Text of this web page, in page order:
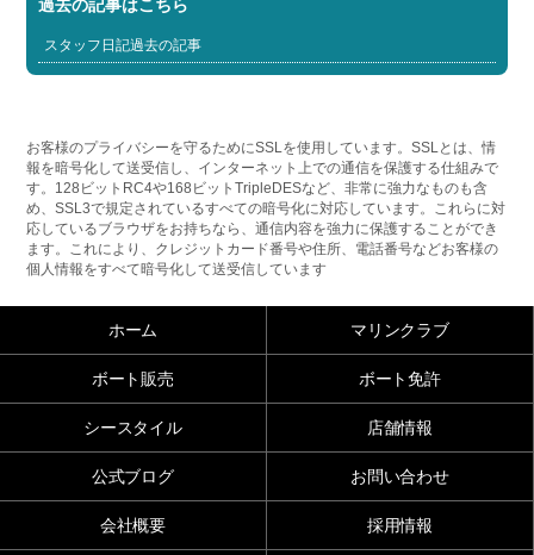
過去の記事はこちら
スタッフ日記過去の記事
お客様のプライバシーを守るためにSSLを使用しています。SSLとは、情
報を暗号化して送受信し、インターネット上での通信を保護する仕組みで
す。128ビットRC4や168ビットTripleDESなど、非常に強力なものも含
め、SSL3で規定されているすべての暗号化に対応しています。これらに対
応しているブラウザをお持ちなら、通信内容を強力に保護することができ
ます。これにより、クレジットカード番号や住所、電話番号などお客様の
個人情報をすべて暗号化して送受信しています
ホーム マリンクラブ
ボート販売 ボート免許
シースタイル 店舗情報
公式ブログ お問い合わせ
会社概要 採用情報